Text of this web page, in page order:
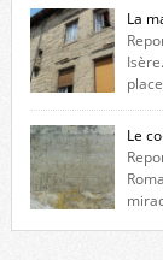
La
maison construite
fenêtres jumelles à
niche qui contient
Le